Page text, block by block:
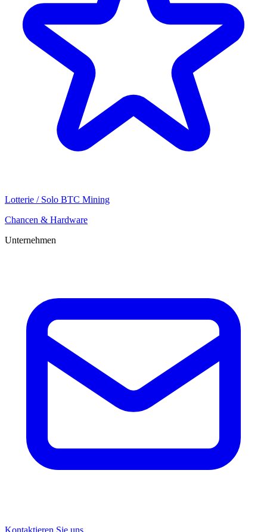
Lotterie / Solo BTC Mining
Chancen & Hardware
Unternehmen
Kontaktieren Sie uns